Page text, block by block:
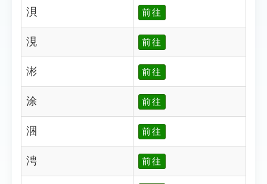
浿 前往
涀 前往
涁 前往
涂 前往
涃 前往
涄 前往